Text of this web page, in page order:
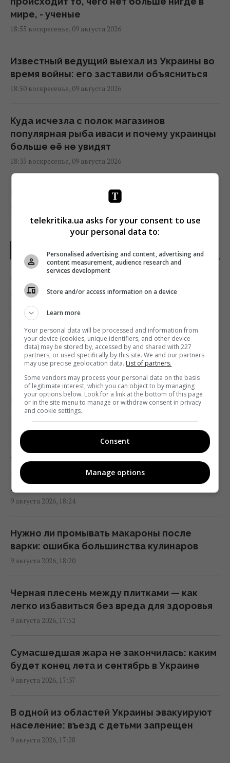
мире, - ученые
18:55 воскресенье, 09 августа 2026
Известный ведущий выехал из Украины во
время войны: его заставили объясниться
18:50 воскресенье, 09 августа 2026
Куда исчезла с полок магазинов
популярная рыба иваси и почему украинцы
больше её не увидят
18:35 воскресенье, 09 августа 2026
Международную космическую станцию не
оставят в космосе: ее намеренно
уничтожат
18:34 воскресенье, 09 августа 2026
Мужчина проверил аккумулятор
электрокара Tesla спустя 125 тысяч км:
результат удивил
18:34 воскресенье, 09 августа 2026
Итальянцы протестируют в Украине
инновационную систему ПВО "Купол
Микеланджело"
18:28 воскресенье, 09 августа 2026
В войне произошла ключевая перемена,
которая очень не нравится Путину, - СМИ
18:12 воскресенье, 09 августа 2026
Гороскоп на 10 августа по картам Таро:
Близнецам - старые установки, Девам -
цели
В египетских гробницах находили мед
возрастом в тысячи лет: почему он не
Украина из просителя помощи
17:31 воскресенье, 09 августа 2026
17:29 воскресенье, 09 августа 2026
ПОСЛЕДНИЕ НОВОСТИ
Успение Богородицы в 2026 году по новому
стилю: какую дату нужно запомнить
9 августа 2026, 19:10
Деньги потекут рекой: 3 знака китайского
зодиака ждет невероятно удачная неделя
9 августа 2026, 18:34
Без химии и липких лент: простой кухонный
лайфхак, который избавит дом от мух
9 августа 2026, 18:33
Украинцев призвали бросать шарики из
фольги в стиральную машину – зачем так
делать
9 августа 2026, 18:24
Нужно ли промывать макароны после
варки: ошибка большинства кулинаров
9 августа 2026, 18:20
Черная плесень между плитками — как
легко избавиться без вреда для здоровья
9 августа 2026, 17:52
Сумасшедшая жара не закончилась: каким
будет конец лета и сентябрь в Украине
9 августа 2026, 17:37
В одной из областей Украины эвакуируют
население: въезд с детьми запрещен
9 августа 2026, 17:28
telekritika.ua asks for your consent to use
your personal data to:
Personalised advertising and content, advertising and
content measurement, audience research and
services development
Store and/or access information on a device
Learn more
Your personal data will be processed and information from
your device (cookies, unique identifiers, and other device
data) may be stored by, accessed by and shared with 227
partners, or used specifically by this site. We and our partners
may use precise geolocation data. List of partners.
Some vendors may process your personal data on the basis
of legitimate interest, which you can object to by managing
your options below. Look for a link at the bottom of this page
or in the site menu to manage or withdraw consent in privacy
and cookie settings.
Consent
Manage options